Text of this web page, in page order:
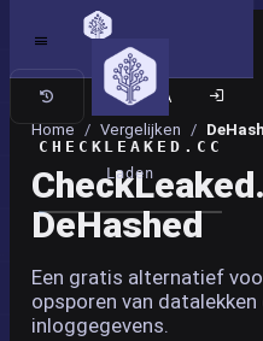
CHECKLEAKED.CC
Laden
Klassieke site
Home / Vergelijken /
DeHashed
Een gratis alternatief
opsporen van
inloggegevens.